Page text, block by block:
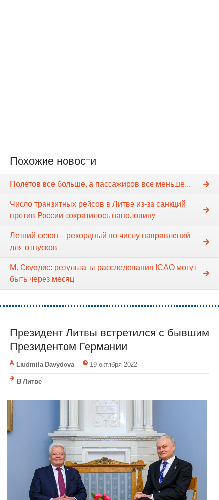
Похожие новости
Полетов все больше, а пассажиров все меньше...
Число транзитных рейсов в Литве из-за санкций
против России сократилось наполовину
Летний сезон – рекордный по числу направлений
для отпусков
М. Скуодис: результаты расследования ICAO могут
быть через месяц
Президент Литвы встретился с бывшим
Президентом Германии
Liudmila Davydova 19 октября 2022
В Литве